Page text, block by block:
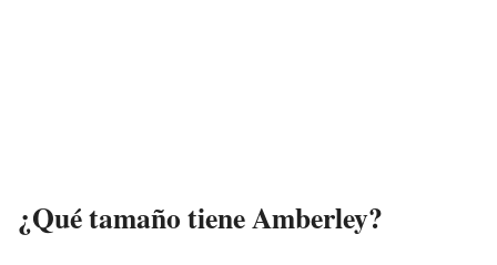
¿Qué tamaño tiene Amberley?